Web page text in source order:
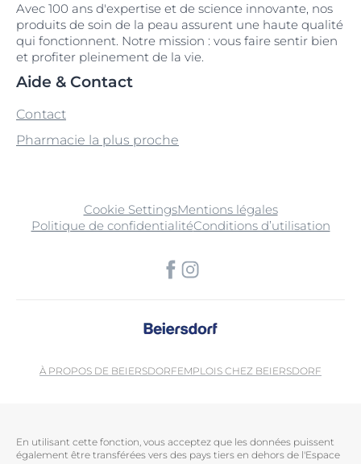
Avec 100 ans d'expertise et de science innovante, nos
produits de soin de la peau assurent une haute qualité
qui fonctionnent. Notre mission : vous faire sentir bien
et profiter pleinement de la vie.
Aide & Contact
Contact
Pharmacie la plus proche
Cookie SettingsMentions légales
Politique de confidentialitéConditions d’utilisation
À PROPOS DE BEIERSDORFEMPLOIS CHEZ BEIERSDORF
En utilisant cette fonction, vous acceptez que les données puissent
également être transférées vers des pays tiers en dehors de l'Espace